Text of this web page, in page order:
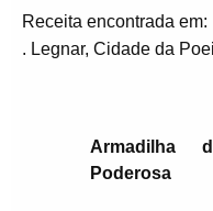
Receita encontrada em:
. Legnar, Cidade da
Armadilha
Poderosa